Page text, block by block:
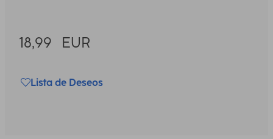
18,99 EUR
Lista de Deseos